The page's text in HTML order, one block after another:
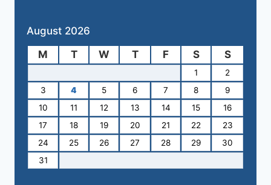
August 2026
M
T W T F S S
1
2
3
4 5 6 7 8
9
10
11 12 13 14 15
16
17
18 19 20 21 22
23
24
25 26 27 28 29
30
31